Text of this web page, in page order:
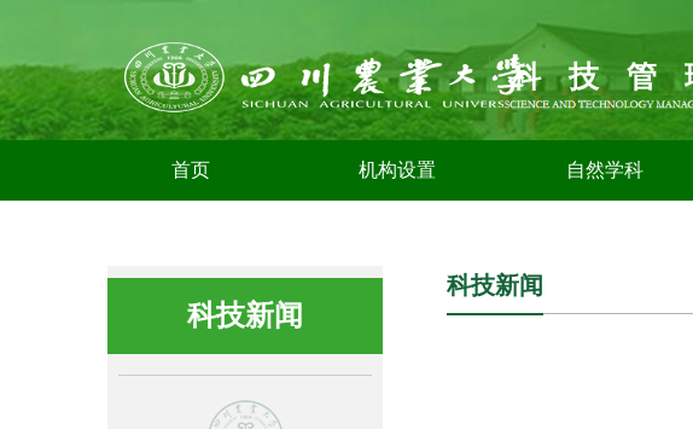
科技管
首页 机构设置 自然学科
科技新闻
科技新闻